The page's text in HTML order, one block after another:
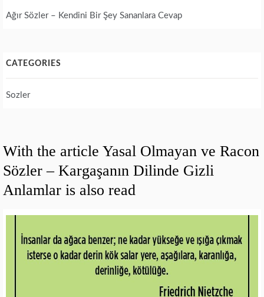
Ağır Sözler – Kendini Bir Şey Sananlara Cevap
CATEGORIES
Sozler
With the article Yasal Olmayan ve Racon
Sözler – Kargaşanın Dilinde Gizli
Anlamlar is also read